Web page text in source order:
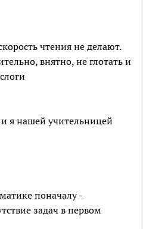
чтения не делают.
внятно, не глотать и
я нашей учительницей
поначалу -
задач в первом